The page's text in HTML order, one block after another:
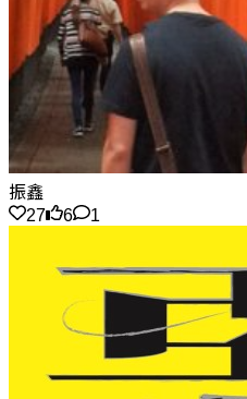
振鑫
27
6 1